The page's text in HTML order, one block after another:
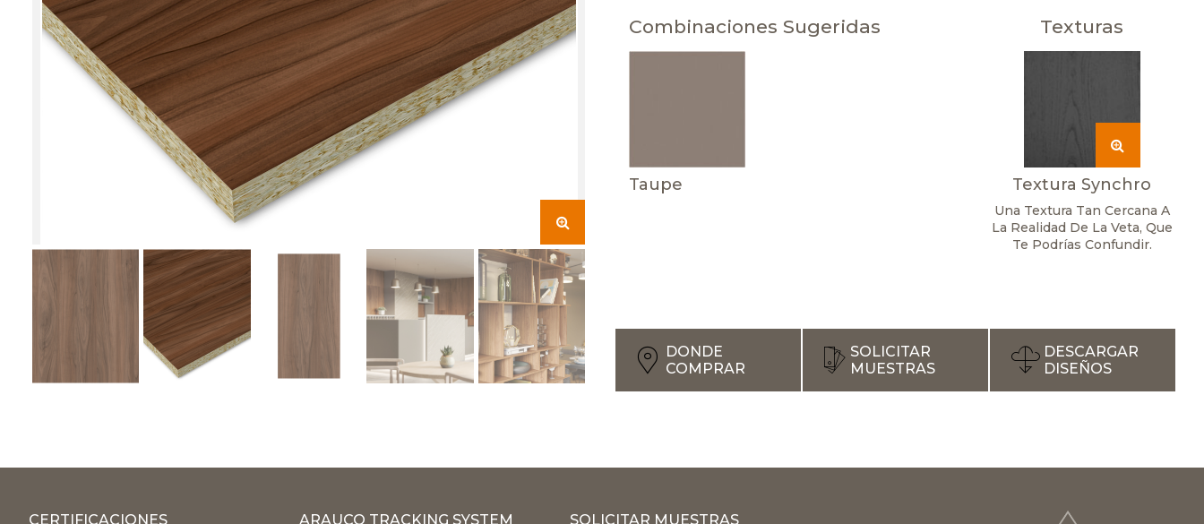
Combinaciones Sugeridas
Taupe
Texturas
Textura Synchro
Una Textura Tan Cercana A
La Realidad De La Veta, Que
Te Podrías Confundir.
DONDE
COMPRAR
SOLICITAR
MUESTRAS
DESCARGAR
DISEÑOS
CERTIFICACIONES ARAUCO TRACKING SYSTEM SOLICITAR MUESTRAS